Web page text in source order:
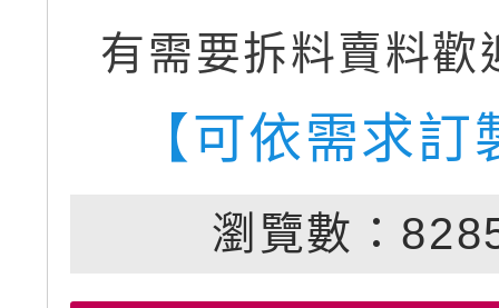
有需要拆料賣料歡
【可依需求訂
瀏覽數：